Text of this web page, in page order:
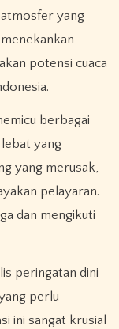
yang
potensi cuaca
berbagai
lebat yang
yang merusak,
pelayaran.
dan mengikuti
peringatan dini
perlu
ini sangat krusial